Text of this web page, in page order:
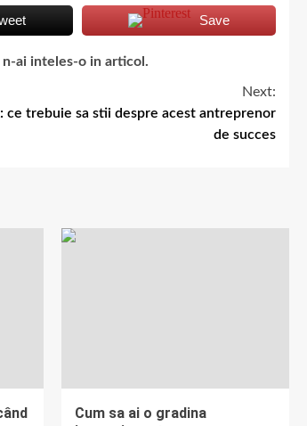
Save
ai inteles-o in articol.
Next:
ce trebuie sa stii despre acest antreprenor
de succes
Cum sa ai o gradina